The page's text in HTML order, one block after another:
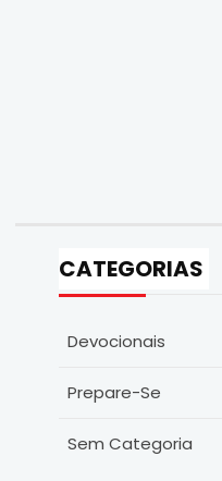
CATEGORIAS
Devocionais
Prepare-Se
Sem Categoria